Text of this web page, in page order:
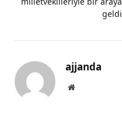
geldi
ajjanda
Website